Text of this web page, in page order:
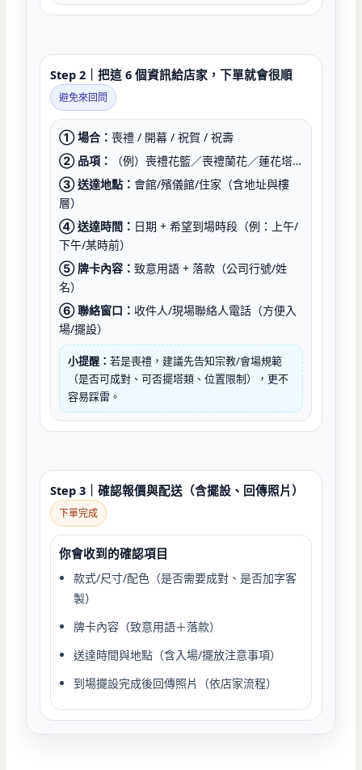
Step 2｜把這 6 個資訊給店家，下單就會很順
避免來回問
① 場合：喪禮 / 開幕 / 祝賀 / 祝壽
② 品項：
（例）喪禮花籃／喪禮蘭花／蓮花塔…
③ 送達地點：會館/殯儀館/住家（含地址與樓
層）
④ 送達時間： 日期 + 希望到場時段（例：上午/
下午/某時前）
⑤ 牌卡內容：致意用語 + 落款（公司行號/姓
名）
⑥ 聯絡窗口： 收件人/現場聯絡人電話（方便入
場/擺設）
小提醒：若是喪禮，建議先告知宗教/會場規範
（是否可成對、可否擺塔類、位置限制），更不
容易踩雷。
Step 3｜確認報價與配送（含擺設、回傳照片）
下單完成
你會收到的確認項目
款式/尺寸/配色（是否需要成對、是否加字客
製）
牌卡內容（致意用語＋落款）
送達時間與地點（含入場/擺放注意事項）
到場擺設完成後回傳照片（依店家流程）